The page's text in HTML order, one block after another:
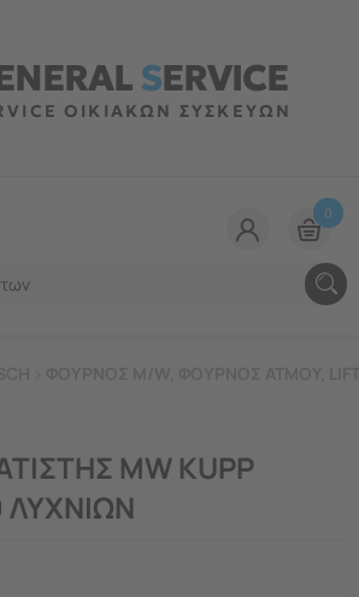
SERVICE
ΟΙΚΙΑΚΩΝ ΣΥΣΚΕΥΩΝ
0
MW KUPP
ΛΥΧΝΙΩΝ